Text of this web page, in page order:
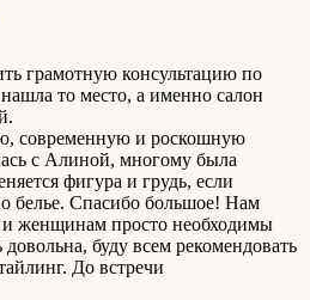
грамотную консультацию по
то место, а именно салон
современную и роскошную
с Алиной, многому была
фигура и грудь, если
белье. Спасибо большое! Нам
и женщинам просто необходимы
буду всем рекомендовать
До встречи